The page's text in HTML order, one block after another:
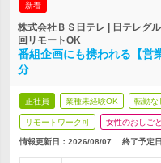
新着
株式会社ＢＳ日テレ | 日テレグ
回リモートOK
番組企画にも携われる【
分
正社員 業種未経験OK 転勤な
リモートワーク可 女性のおしご
情報更新日：2026/08/07 終了予定